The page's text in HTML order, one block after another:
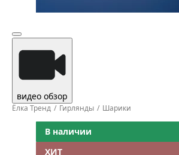
видео обзор
Ёлка Тренд Гирлянды Шарики
В наличии
ХИТ